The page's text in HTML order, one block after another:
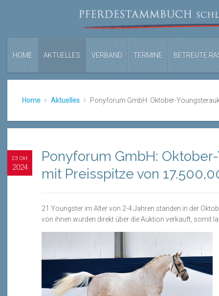
HOME AKTUELLES VERBAND TERMINE BETREUTE
Home Aktuelles Ponyforum GmbH: Oktober-
23 Okt
2024
Ponyforum GmbH:
mit Preisspitze von
21 Youngster im Alter von 2-4 Jahren standen in der
von ihnen wurden direkt über die Auktion verkauft, somit